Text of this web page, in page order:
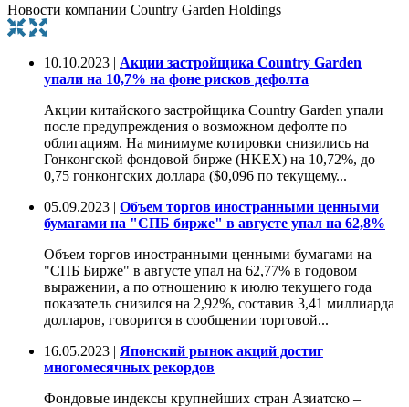
Новости компании Country Garden Holdings
10.10.2023 | Акции застройщика Country Garden
упали на 10,7% на фоне рисков дефолта
Акции китайского застройщика Country Garden упали
после предупреждения о возможном дефолте по
облигациям. На минимуме котировки снизились на
Гонконгской фондовой бирже (HKEX) на 10,72%, до
0,75 гонконгских доллара ($0,096 по текущему...
05.09.2023 | Объем торгов иностранными ценными
бумагами на "СПБ бирже" в августе упал на 62,8%
Объем торгов иностранными ценными бумагами на
"СПБ Бирже" в августе упал на 62,77% в годовом
выражении, а по отношению к июлю текущего года
показатель снизился на 2,92%, составив 3,41 миллиарда
долларов, говорится в сообщении торговой...
16.05.2023 | Японский рынок акций достиг
многомесячных рекордов
Фондовые индексы крупнейших стран Азиатско –